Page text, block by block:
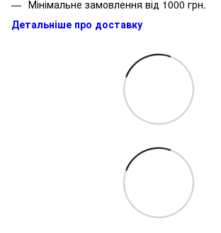
Мінімальне замовлення від 1000 грн.
Детальніше про доставку